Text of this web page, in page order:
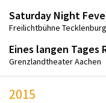
Saturday Night
Freilichtbühne Tecklenburg
Eines langen Tages
Grenzlandtheater Aachen
2015